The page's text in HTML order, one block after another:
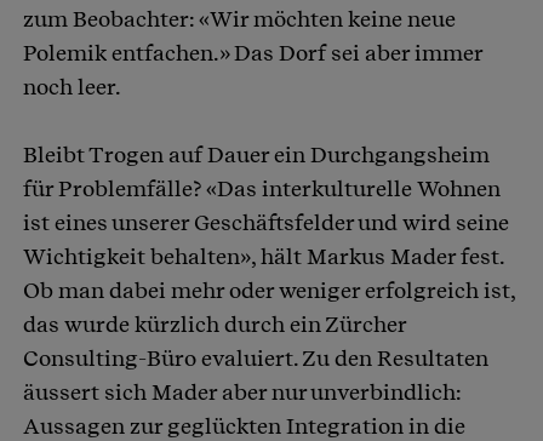
zum Beobachter: «Wir möchten keine neue
Polemik entfachen.» Das Dorf sei aber immer
noch leer.
Bleibt Trogen auf Dauer ein Durchgangsheim
für Problemfälle? «Das interkulturelle Wohnen
ist eines unserer Geschäftsfelder und wird seine
Wichtigkeit behalten», hält Markus Mader fest.
Ob man dabei mehr oder weniger erfolgreich ist,
das wurde kürzlich durch ein Zürcher
Consulting-Büro evaluiert. Zu den Resultaten
äussert sich Mader aber nur unverbindlich:
Aussagen zur geglückten Integration in die